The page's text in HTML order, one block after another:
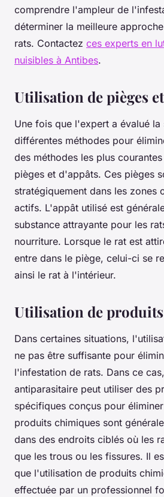
comprendre l'ampleur de
déterminer la meilleure
rats. Contactez ces experts en
nuisibles à Antibes.
Utilisation de pièges
Une fois que l'expert a évalué la
différentes méthodes pour
des méthodes les plus
pièges et d'appâts. Ces pièges
stratégiquement dans les zones
actifs. L'appât utilisé est
substance attrayante pour les
nourriture. Lorsque le rat est
entre dans le piège, celui-ci se
ainsi le rat à l'intérieur.
Utilisation de
Dans certaines situations,
ne pas être suffisante pour
l'infestation de rats. Dans ce
antiparasitaire peut utiliser des
spécifiques conçus pour
produits chimiques sont
dans des endroits ciblés où les
que les trous ou les fissures. Il
que l'utilisation de produits
effectuée par un professionnel